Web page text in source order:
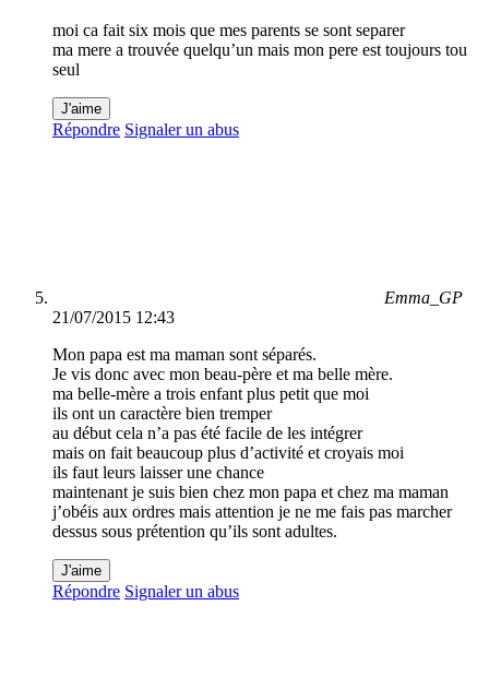
moi ca fait six mois que mes parents se sont separer
ma mere a trouvée quelqu’un mais mon pere est toujours tou
seul
J'aime
Répondre Signaler un abus
Emma_GP
21/07/2015 12:43
Mon papa est ma maman sont séparés.
Je vis donc avec mon beau-père et ma belle mère.
ma belle-mère a trois enfant plus petit que moi
ils ont un caractère bien tremper
au début cela n’a pas été facile de les intégrer
mais on fait beaucoup plus d’activité et croyais moi
ils faut leurs laisser une chance
maintenant je suis bien chez mon papa et chez ma maman
j’obéis aux ordres mais attention je ne me fais pas marcher
dessus sous prétention qu’ils sont adultes.
J'aime
Répondre Signaler un abus